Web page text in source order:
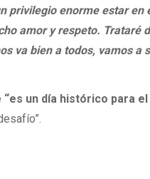
privilegio enorme estar en
amor y respeto. Trataré
va bien a todos, vamos a
“es un día histórico para el